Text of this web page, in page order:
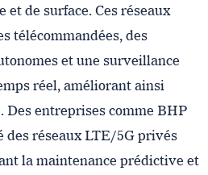
de surface. Ces réseaux
télécommandées, des
et une surveillance
réel, améliorant ainsi
Des entreprises comme BHP
des réseaux LTE/5G privés
la maintenance prédictive et